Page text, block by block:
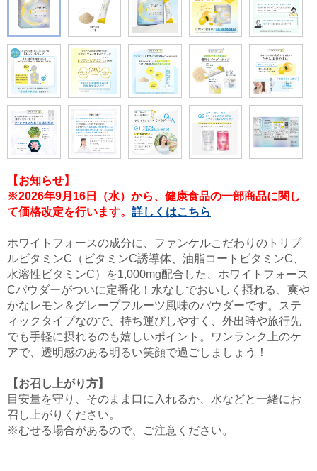
【お知らせ】
※2026年9月16日（水）から、健康食品の一部商品に関し
て価格改定を行います。 詳しくはこちら
ホワイトフォースの成分に、ファンケルこだわりのトリプ
ルビタミンC（ビタミンC誘導体、油脂コートビタミンC、
水溶性ビタミンC）を1,000mg配合した、ホワイトフォース
Cパウダーがついに定番化！水なしでおいしく摂れる、爽や
かなレモン＆グレープフルーツ風味のパウダーです。ステ
ィックタイプなので、持ち運びしやすく、外出時や旅行先
でも手軽に摂れるのも嬉しいポイント。ワンランク上のケ
アで、透明感のある明るい笑顔で過ごしましょう！
【お召し上がり方】
目安量を守り、そのまま口に入れるか、水などと一緒にお
召し上がりください。
※むせる場合があるので、ご注意ください。